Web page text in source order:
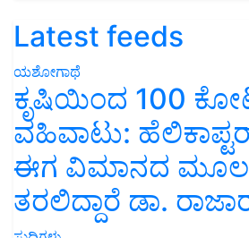
Latest feeds
ಯಶೋಗಾಥೆ
ಕೃಷಿಯಿಂದ 100
ವಹಿವಾಟು:
ಈಗ ವಿಮಾನದ ಮೂಲಕ
ತರಲಿದ್ದಾರೆ ಡಾ.